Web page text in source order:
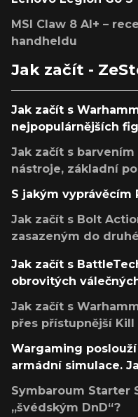
MSI Claw 8 AI+ –
handheldu
Jak začít -
Jak začít s
nejpopulárnějších
Jak začít s
nástroje, základní
S jakým vyprávěcím
Jak začít s Bolt
zasazeným do
Jak začít s
obrovitých
Jak začít s
přes přístupnější Kill
Wargaming
armádní simulace.
Symbaroum Starter
„švédským DnD“?